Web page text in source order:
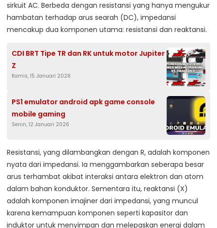
sirkuit AC. Berbeda dengan resistansi yang hanya mengukur
hambatan terhadap arus searah (DC), impedansi
mencakup dua komponen utama: resistansi dan reaktansi.
CDI BRT Tipe TR dan RK untuk motor Jupiter
Z
Kamis, 15 Januari 2026
PS1 emulator android apk game console
mobile gaming
Senin, 12 Januari 2026
Resistansi, yang dilambangkan dengan R, adalah komponen
nyata dari impedansi. Ia menggambarkan seberapa besar
arus terhambat akibat interaksi antara elektron dan atom
dalam bahan konduktor. Sementara itu, reaktansi (X)
adalah komponen imajiner dari impedansi, yang muncul
karena kemampuan komponen seperti kapasitor dan
induktor untuk menyimpan dan melepaskan energi dalam